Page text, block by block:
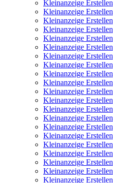
Kleinanzeige Erstellen
Kleinanzeige Erstellen
Kleinanzeige Erstellen
Kleinanzeige Erstellen
Kleinanzeige Erstellen
Kleinanzeige Erstellen
Kleinanzeige Erstellen
Kleinanzeige Erstellen
Kleinanzeige Erstellen
Kleinanzeige Erstellen
Kleinanzeige Erstellen
Kleinanzeige Erstellen
Kleinanzeige Erstellen
Kleinanzeige Erstellen
Kleinanzeige Erstellen
Kleinanzeige Erstellen
Kleinanzeige Erstellen
Kleinanzeige Erstellen
Kleinanzeige Erstellen
Kleinanzeige Erstellen
Kleinanzeige Erstellen